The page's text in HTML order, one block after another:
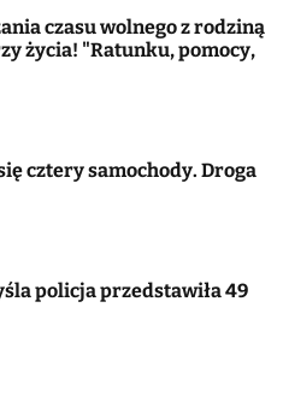
czasu wolnego z rodziną
życia! "Ratunku, pomocy,
cztery samochody. Droga
policja przedstawiła 49